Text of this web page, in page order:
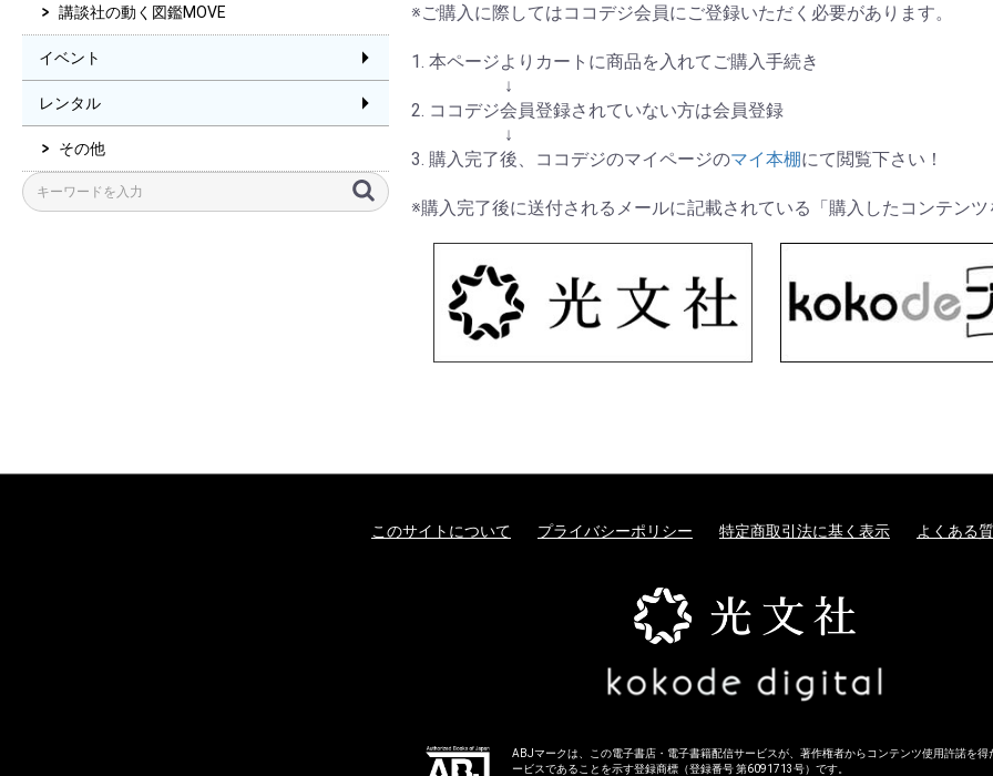
講談社の動く図鑑MOVE
イベント
レンタル
その他
※ご購入に際してはココデジ会員にご登録いただく必要があります。
1. 本ページよりカートに商品を入れてご購入手続き
↓
2. ココデジ会員登録されていない方は会員登録
↓
3. 購入完了後、ココデジのマイページのマイ本棚にて閲覧下さい！
※購入完了後に送付されるメールに記載されている「購入したコンテン
このサイトについて プライバシーポリシー 特定商取引法に基く表示 よくある
ABJマークは、この電子書店・電子書籍配信サービスが、著作権者からコンテンツ使用許諾を得
ービスであることを示す登録商標（登録番号 第6091713号）です。